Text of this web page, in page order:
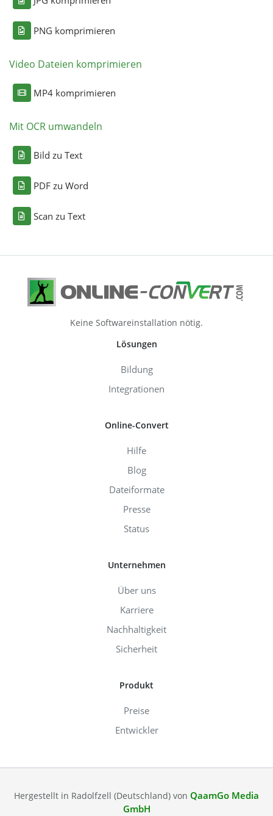
PNG komprimieren
Video Dateien komprimieren
MP4 komprimieren
Mit OCR umwandeln
Bild zu Text
PDF zu Word
Scan zu Text
Keine Softwareinstallation nötig.
Lösungen
Bildung
Integrationen
Online-Convert
Hilfe
Blog
Dateiformate
Presse
Status
Unternehmen
Über uns
Karriere
Nachhaltigkeit
Sicherheit
Produkt
Preise
Entwickler
Hergestellt in Radolfzell (Deutschland) von QaamGo Media
GmbH